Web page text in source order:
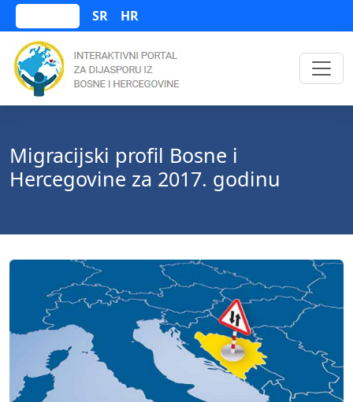
SR HR
Migracijski profil Bosne i
Hercegovine za 2017. godinu